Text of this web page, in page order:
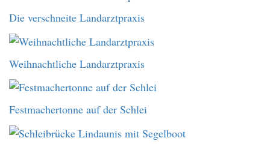
Die verschneite Landarztpraxis
Weihnachtliche Landarztpraxis
Festmachertonne auf der Schlei